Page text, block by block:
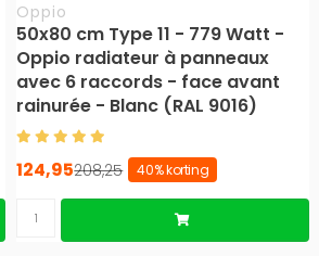
Oppio
50x80 cm Type 11 - 779 Watt -
Oppio radiateur à panneaux
avec 6 raccords - face avant
rainurée - Blanc (RAL 9016)
208,25
124,95 40% korting